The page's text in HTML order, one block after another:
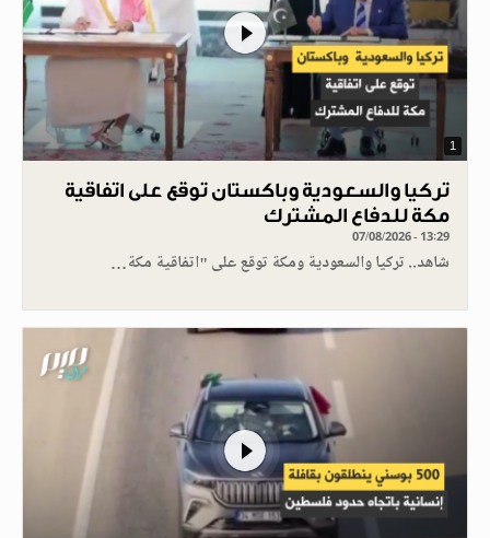
1
تركيا والسعودية وباكستان توقع على اتفاقية
مكة للدفاع المشترك
07/08/2026 - 13:29
شاهد.. تركيا والسعودية ومكة توقع على "اتفاقية مكة…